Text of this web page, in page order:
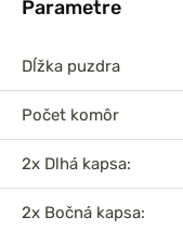
Parametre
Dĺžka puzdra
Počet komôr
2x Dlhá kapsa:
2x Bočná kapsa: